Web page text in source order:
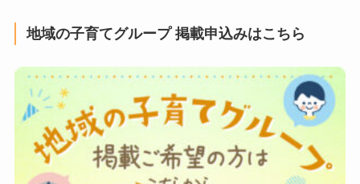
地域の子育てグループ 掲載申込みはこちら